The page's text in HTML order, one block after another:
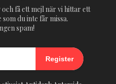
få ett mejl när vi hittar ett
du inte får missa.
spam!
Register